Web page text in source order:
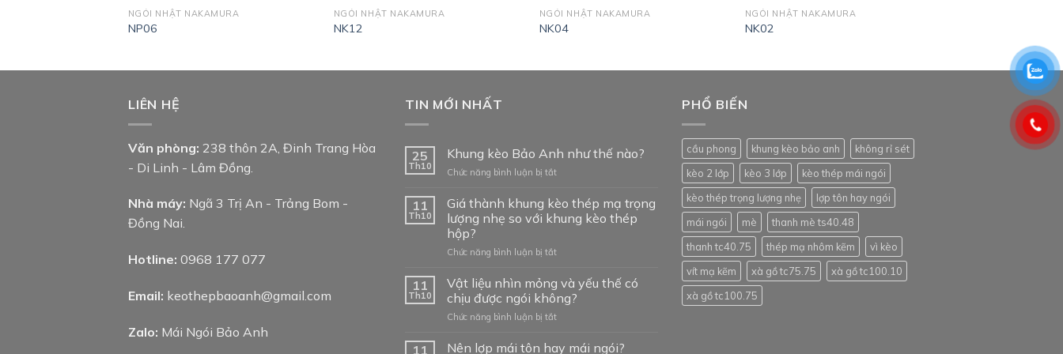
NGÓI NHẬT NAKAMURA
NP06
NGÓI NHẬT NAKAMURA
NK12
NGÓI NHẬT NAKAMURA
NK04
NGÓI NHẬT NAKAMURA
NK02
LIÊN HỆ
Văn phòng: 238 thôn 2A, Đinh Trang Hòa
- Di Linh - Lâm Đồng.
Nhà máy: Ngã 3 Trị An - Trảng Bom -
Đồng Nai.
Hotline: 0968 177 077
Email: keothepbaoanh@gmail.com
Zalo: Mái Ngói Bảo Anh
TIN MỚI NHẤT
25
Th10
Khung kèo Bảo Anh như thế nào?
Chức năng bình luận bị tắtở
kèo
Bảo
Anh
thế
11
Th10
Giá thành khung kèo thép mạ trọng
lượng nhẹ so với khung kèo thép
hộp?
Chức năng bình luận bị tắtở
thành
khung
kèo
thép
trọng
11
Th10
Vật liệu nhìn mỏng và yếu thế có
chịu được ngói không?
Chức năng bình luận bị tắtở
11 Nên lợp mái tôn hay mái ngói?
PHỔ BIẾN
cầu phong khung kèo bảo anh
không rỉ sét
kèo 2 lớp
kèo 3 lớp
kèo thép mái ngói
kèo thép trọng lượng nhẹ
lợp tôn hay ngói
mái ngói
mè
thanh mè ts40.48
thanh tc40.75
thép mạ nhôm kẽm
vì kèo
vít mạ kẽm
xà gồ tc75.75
xà gồ tc100.10
xà gồ tc100.75